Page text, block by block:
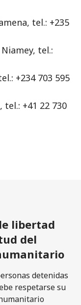
tel.: +235
tel.:
+234 703 595
tel.: +41 22 730
libertad
del
detenidas
respetarse su